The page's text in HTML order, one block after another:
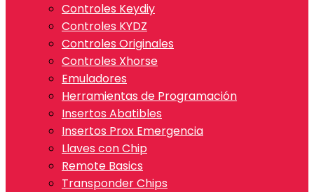
Controles Keydiy
Controles KYDZ
Controles Originales
Controles Xhorse
Emuladores
Herramientas de Programación
Insertos Abatibles
Insertos Prox Emergencia
Llaves con Chip
Remote Basics
Transponder Chips